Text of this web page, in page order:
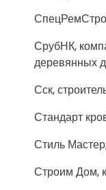
СрубНК,
деревянных
Сск,
Стандарт
Стиль
Строим Дом,